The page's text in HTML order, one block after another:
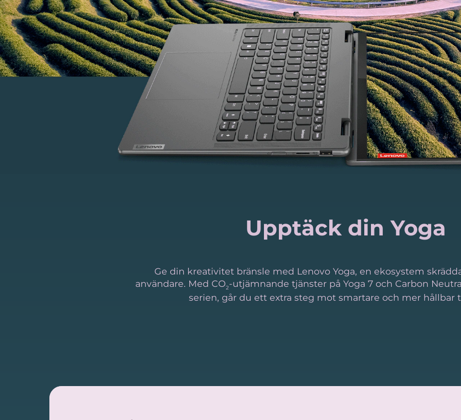
Upptäck din Yoga
Ge din kreativitet bränsle med Lenovo Yoga, en ekosystem
användare. Med CO2-utjämnande tjänster på Yoga 7 och Carbon
serien, går du ett extra steg mot smartare och mer hållbar